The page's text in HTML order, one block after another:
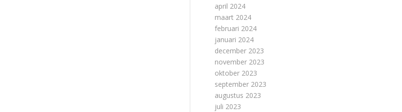
april 2024
maart 2024
februari 2024
januari 2024
december 2023
november 2023
oktober 2023
september 2023
augustus 2023
juli 2023